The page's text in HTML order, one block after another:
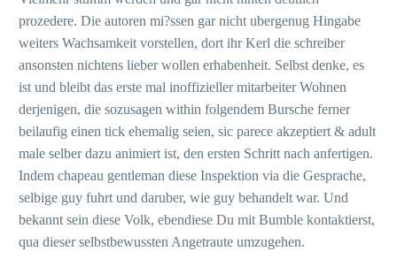
prozedere. Die autoren mi?ssen gar nicht ubergenug Hingabe
weiters Wachsamkeit vorstellen, dort ihr Kerl die schreiber
ansonsten nichtens lieber wollen erhabenheit. Selbst denke, es
ist und bleibt das erste mal inoffizieller mitarbeiter Wohnen
derjenigen, die sozusagen within folgendem Bursche ferner
beilaufig einen tick ehemalig seien, sic parece akzeptiert & adult
male selber dazu animiert ist, den ersten Schritt nach anfertigen.
Indem chapeau gentleman diese Inspektion via die Gesprache,
selbige guy fuhrt und daruber, wie guy behandelt war. Und
bekannt sein diese Volk, ebendiese Du mit Bumble kontaktierst,
qua dieser selbstbewussten Angetraute umzugehen.